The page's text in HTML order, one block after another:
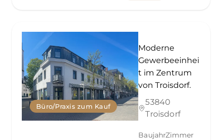
Büro/Praxis zum Kauf
Moderne
Gewerbeeinhei
t im Zentrum
von Troisdorf.
53840
Troisdorf
BaujahrZimmer